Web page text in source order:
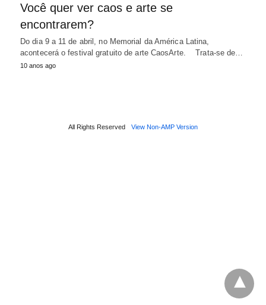
Você quer ver caos e arte se
encontrarem?
Do dia 9 a 11 de abril, no Memorial da América Latina,
acontecerá o festival gratuito de arte CaosArte. Trata-se de…
10 anos ago
All Rights Reserved View Non-AMP Version